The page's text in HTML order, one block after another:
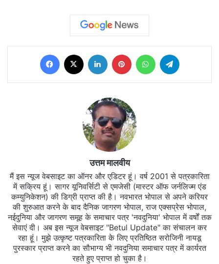
Facebook LinkedIn PinterestWhatsApp
उत्तम मालवीय
मैं इस न्यूज वेबसाइट का ऑनर और एडिटर हूं। वर्ष 2001 से पत्रकारिता
में सक्रिय हूं। सागर यूनिवर्सिटी से एमजेसी (मास्टर ऑफ जर्नलिज्म एंड
कम्युनिकेशन) की डिग्री प्राप्त की है। नवभारत भोपाल से अपने करियर
की शुरुआत करने के बाद दैनिक जागरण भोपाल, राज एक्सप्रेस भोपाल,
नईदुनिया और जागरण समूह के समाचार पत्र 'नवदुनिया' भोपाल में वर्षों तक
सेवाएं दी। अब इस न्यूज वेबसाइट "Betul Update" का संचालन कर
रहा हूं। मुझे उत्कृष्ट पत्रकारिता के लिए प्रतिष्ठित सरोजिनी नायडू
पुरस्कार प्राप्त करने का सौभाग्य भी नवदुनिया समाचार पत्र में कार्यरत
रहते हुए प्राप्त हो चुका है।